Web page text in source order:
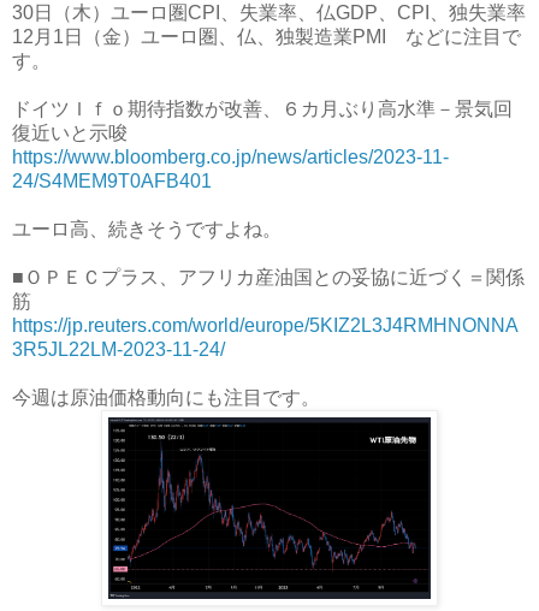
30日（木）ユーロ圏CPI、失業率、仏GDP、CPI、独失業率
12月1日（金）ユーロ圏、仏、独製造業PMI などに注目で
す。
ドイツＩｆｏ期待指数が改善、６カ月ぶり高水準－景気回
復近いと示唆
https://www.bloomberg.co.jp/news/articles/2023-11-
24/S4MEM9T0AFB401
ユーロ高、続きそうですよね。
■ＯＰＥＣプラス、アフリカ産油国との妥協に近づく＝関係
筋
https://jp.reuters.com/world/europe/5KIZ2L3J4RMHNONNA
3R5JL22LM-2023-11-24/
今週は原油価格動向にも注目です。